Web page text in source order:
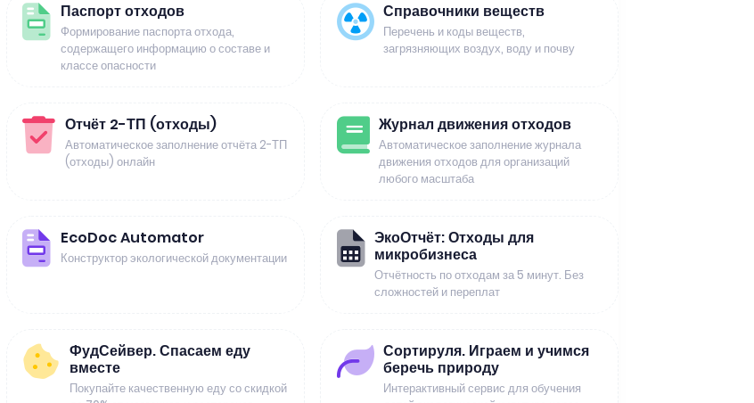
Паспорт отходов
Формирование паспорта отхода,
содержащего информацию о составе и
классе опасности
Справочники веществ
Перечень и коды веществ,
загрязняющих воздух, воду и почву
Отчёт 2-ТП (отходы)
Автоматическое заполнение отчёта 2-ТП
(отходы) онлайн
Журнал движения отходов
Автоматическое заполнение журнала
движения отходов для организаций
любого масштаба
EcoDoc Automator
Конструктор экологической документации
ЭкоОтчёт: Отходы для
микробизнеса
Отчётность по отходам за 5 минут. Без
сложностей и переплат
ФудСейвер. Спасаем еду
вместе
Покупайте качественную еду со скидкой
Сортируля. Играем и учимся
беречь природу
Интерактивный сервис для обучения